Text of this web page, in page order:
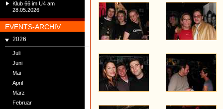
Klub 66 im U4 am
28.05.2026
EVENTS-ARCHIV
2026
Juli
Juni
Mai
April
März
Februar